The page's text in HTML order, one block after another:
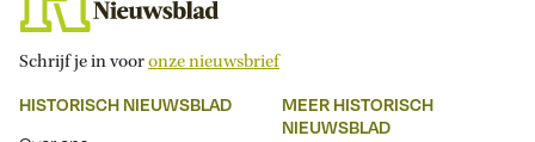
Schrijf je in vooronze nieuwsbrief
HISTORISCH NIEUWSBLAD
MEER HISTORISCH
NIEUWSBLAD